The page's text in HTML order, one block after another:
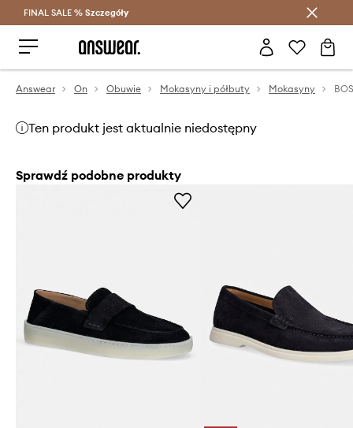
Oszczędzaj z Answear Club >
FINAL SALE % Szczegóły
Answear On Obuwie Mokasyny i półbuty Mokasyny
Ten produkt jest aktualnie niedostępny
Sprawdź podobne produkty